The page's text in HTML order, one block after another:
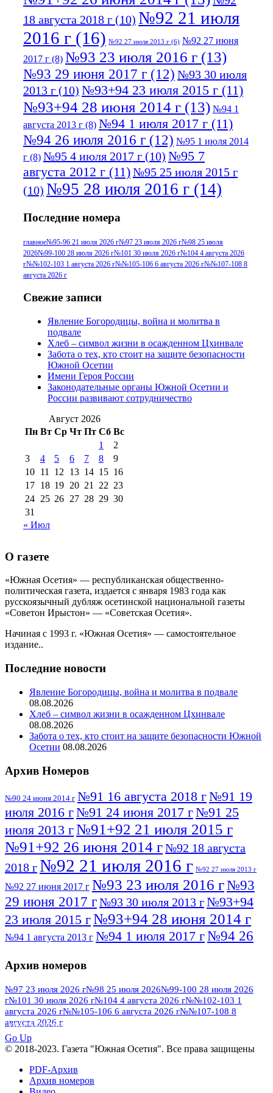
18 августа 2018 г (10) №92 21 июля
2016 г (16) №92 27 июля 2013 г (6) №92 27 июня
2017 г (8) №93 23 июля 2016 г (13)
№93 29 июня 2017 г (12) №93 30 июля
2013 г (10) №93+94 23 июля 2015 г (11)
№93+94 28 июня 2014 г (13) №94 1
августа 2013 г (8) №94 1 июля 2017 г (11)
№94 26 июля 2016 г (12) №95 1 июля 2014
г (8) №95 4 июля 2017 г (10) №95 7
августа 2012 г (11)№95 25 июля 2015 г
(10) №95 28 июля 2016 г (14)
июля 2017 г(11)№96 9 августа 2012
г(13) №96 28 июля 2015 г(9) №96+97 3
июля 2014 г(10)№96+97 30 июля
2016 г(13)
июля 2017 г
2012 г
(15)
№97 30 июля 2015 г
(15)№98 1 августа 2015 г
августа 2016 г(10)№98 5 июля 2014 г(10)
№98 8 августа 2013 г
августа 2012 г(14) №98+99 11 июля
2017 г(9)
№99 4 августа
2016 г(12) №99 8 июля 2014 г
августа 2012 г(11)
августа 2013 г
(12)
Последние номера
главное№95-96 21 июля 2026 г№97 23 июля 2026 г№98 25 июля
2026№99-100 28 июля 2026 г№101 30 июля 2026 г№104 4 августа 2026
г№№102-103 1 августа 2026 г№№105-106 6 августа 2026 г№№107-108 8
августа 2026 г
Свежие записи
Явление Богородицы, война и молитва в
подвале
Хлеб – символ жизни в осажденном Цхинвале
Забота о тех, кто стоит на защите безопасности
Южной Осетии
Имени Героя России
Законодательные органы Южной Осетии и
России развивают сотрудничество
Август 2026
Пн Вт Ср Чт Пт Сб Вс
1
2
3
4 5 6 7 8
9
10 11 12 13 14 15 16
17 18 19 20 21 22 23
24 25 26 27 28 29 30
31
« Июл
О газете
«Южная Осетия» — республиканская общественно-
политическая газета, издается с января 1983 года как
русскоязычный дубляж осетинской национальной газеты
«Советон Ирыстон» — «Советская Осетия».
Начиная с 1993 г. «Южная Осетия» — самостоятельное
издание..
Последние новости
Явление Богородицы, война и молитва в подвале
08.08.2026
Хлеб – символ жизни в осажденном Цхинвале
08.08.2026
Забота о тех, кто стоит на защите безопасности Южной
Осетии 08.08.2026
Архив Номеров
№90 24 июня 2014 г №91 16 августа 2018 г№91 19
июля 2016 г№91 24 июня 2017 г№91 25
июля 2013 г№91+92 21 июля 2015 г
№91+92 26 июня 2014 г№92 18 августа
2018 г№92 21 июля 2016 г №92 27 июля 2013 г
№92 27 июня 2017 г №93 23 июля 2016 г№93
29 июня 2017 г№93 30 июля 2013 г№93+94
23 июля 2015 г№93+94 28 июня 2014 г
№94 1 августа 2013 г №94 1 июля 2017 г№94 26
№95 7 августа 2012 г
№95 28 июля 2016 г №95+96 3 августа
2013 г№96 6 июля 2017 г№96 9 августа
2012 г №96 28 июля 2015 г
№96+97 30 июля 2016 г
№97 11 августа 2012 г
№97 30 июля 2015 г
Архив номеров
№97 23 июля 2026 г№98 25 июля 2026№99-100 28 июля 2026
г№101 30 июля 2026 г№104 4 августа 2026 г№№102-103 1
августа 2026 г№№105-106 6 августа 2026 г№№107-108 8
августа 2026 г
ПОСМОТРЕТЬ ВСЕ
Go Up
© 2018-2023. Газета "Южная Осетия". Все права защищены
PDF-Архив
Архив номеров